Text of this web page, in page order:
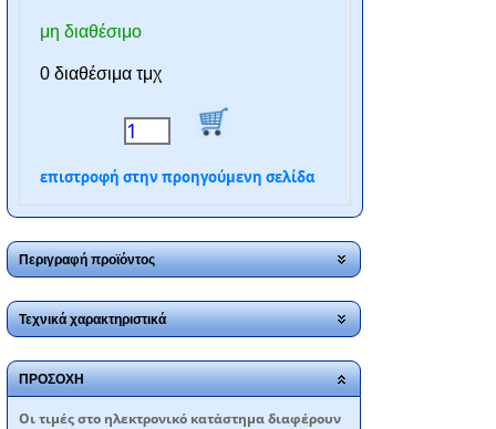
μη διαθέσιμο
0 διαθέσιμα τμχ
επιστροφή στην προηγούμενη σελίδα
Περιγραφή προϊόντος
Τεχνικά χαρακτηριστικά
ΠΡΟΣΟΧΗ
Oι τιμές στο ηλεκτρονικό κατάστημα διαφέρουν